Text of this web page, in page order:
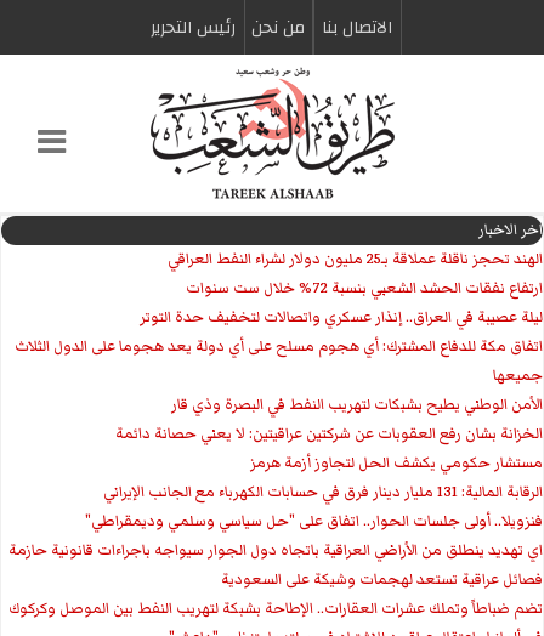
الاتصال بنا من نحن رئیس التحریر
اخر الاخبار
الهند تحجز ناقلة عملاقة بـ25 مليون دولار لشراء النفط العراقي
ارتفاع نفقات الحشد الشعبي بنسبة 72% خلال ست سنوات
ليلة عصيبة في العراق.. إنذار عسكري واتصالات لتخفيف حدة التوتر
‏اتفاق مكة للدفاع المشترك: أي هجوم مسلح على أي دولة يعد هجوما على الدول الثلاث
جميعها
الأمن الوطني يطيح بشبكات لتهريب النفط في البصرة وذي قار
الخزانة بشان رفع العقوبات عن شركتين عراقيتين: لا يعني حصانة دائمة
مستشار حكومي يكشف الحل لتجاوز أزمة هرمز
الرقابة المالية: 131 مليار دينار فرق في حسابات الكهرباء مع الجانب الإيراني
فنزويلا.. أولى جلسات الحوار.. اتفاق على "حل سياسي وسلمي وديمقراطي"
اي تهديد ينطلق من الأراضي العراقية باتجاه دول الجوار سيواجه باجراءات قانونية حازمة
فصائل عراقية تستعد لهجمات وشيكة على السعودية
تضم ضباطاً وتملك عشرات العقارات.. الإطاحة بشبكة لتهريب النفط بين الموصل وكركوك